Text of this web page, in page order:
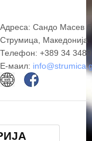
Адреса: Сандо Масев
Струмица, Македонија
Телефон: +389 34
Е-маил: